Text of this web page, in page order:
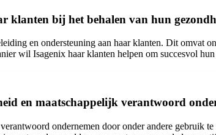
klanten bij het behalen van hun
en ondersteuning aan haar klanten. Dit omvat
wil Isagenix haar klanten helpen om succesvol
en maatschappelijk verantwoord
ondernemen door onder andere